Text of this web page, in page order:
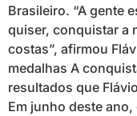
Brasileiro. “A gente
quiser, conquistar a
costas”, afirmou
medalhas A
resultados que
Em junho deste